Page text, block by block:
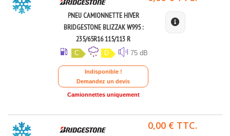
PNEU CAMIONNETTE HIVER
BRIDGESTONE BLIZZAK W995 :
235/65R16 115/113 R
C D 75 dB
Indisponible !
Demandez un devis
Camionnettes uniquement
0,00 € TTC.